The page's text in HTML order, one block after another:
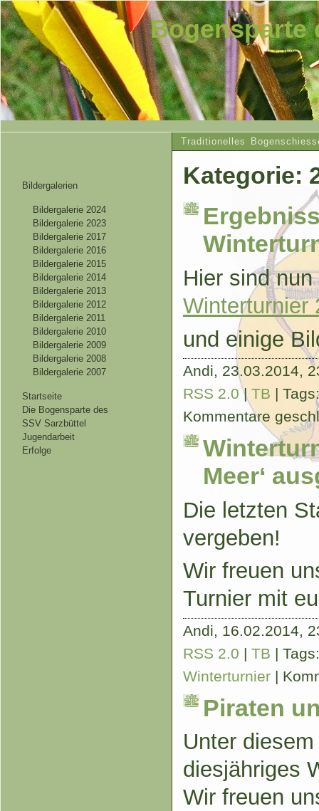
Bogensparte
Traditionelles
Bildergalerien
Bildergalerie 2024
Bildergalerie 2023
Bildergalerie 2017
Bildergalerie 2016
Bildergalerie 2015
Bildergalerie 2014
Bildergalerie 2013
Bildergalerie 2012
Bildergalerie 2011
Bildergalerie 2010
Bildergalerie 2009
Bildergalerie 2008
Bildergalerie 2007
Startseite
Die Bogensparte des
SSV Sarzbüttel
Jugendarbeit
Erfolge
Kategorie:
Hier sind
Winterturnier
und einige
Andi, 23.03.2014,
RSS 2.0 | TB |
Kommentare
Meer‘
Die letzten
vergeben!
Wir freuen
Turnier mit
Andi, 16.02.2014,
RSS 2.0 | TB |
Winterturnier |
Piraten
Unter
diesjähriges
Wir freuen